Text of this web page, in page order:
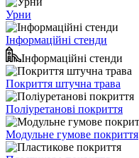
Урни
Інформаційні стенди
Інформаційні стенди
Покриття штучна трава
Поліуретанові покриття
Модульне гумове покриття